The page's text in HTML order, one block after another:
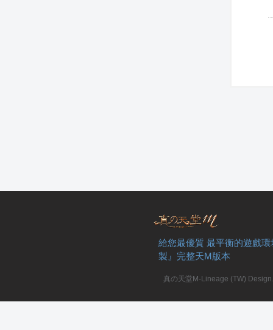
給您最優質 最平衡的遊戲
製』完整天M版本
真の天堂M-Lineage (TW)